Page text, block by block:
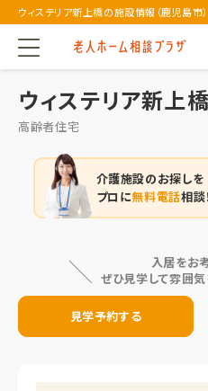
ウィステリア新上橋の施設情報（鹿児島市）
ウィステリア新上橋
高齢者住宅
介護施設のお探しを
プロに無料電話相談！
入居をお
ぜひ見学して雰囲気
見学予約する